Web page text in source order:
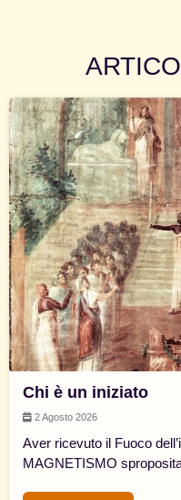
Chi è un iniziato
2 Agosto 2026
Aver ricevuto il Fuoco
MAGNETISMO